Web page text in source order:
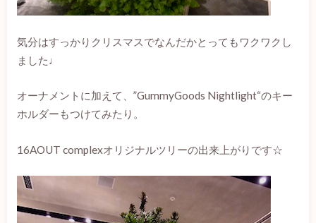
気分はすっかりクリスマスでなんだかとってもワクワクし
ました♩
オーナメントに加えて、”GummyGoods Nightlight“のキー
ホルダーもつけてみたり。
16AOUT complexオリジナルツリーの出来上がりです☆